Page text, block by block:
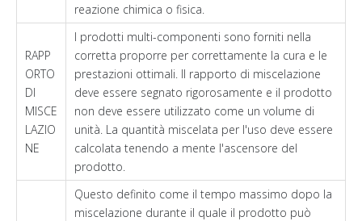
reazione chimica o fisica.
RAPP
ORTO
DI
MISCE
LAZIO
NE
I prodotti multi-componenti sono forniti nella
corretta proporre per correttamente la cura e le
prestazioni ottimali. Il rapporto di miscelazione
deve essere segnato rigorosamente e il prodotto
non deve essere utilizzato come un volume di
unità. La quantità miscelata per l'uso deve essere
calcolata tenendo a mente l'ascensore del
prodotto.
Questo definito come il tempo massimo dopo la
miscelazione durante il quale il prodotto può